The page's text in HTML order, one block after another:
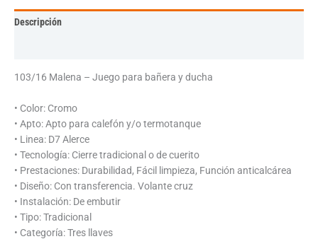
Descripción
103/16 Malena – Juego para bañera y ducha
• Color: Cromo
• Apto: Apto para calefón y/o termotanque
• Linea: D7 Alerce
• Tecnología: Cierre tradicional o de cuerito
• Prestaciones: Durabilidad, Fácil limpieza, Función anticalcárea
• Diseño: Con transferencia. Volante cruz
• Instalación: De embutir
• Tipo: Tradicional
• Categoría: Tres llaves